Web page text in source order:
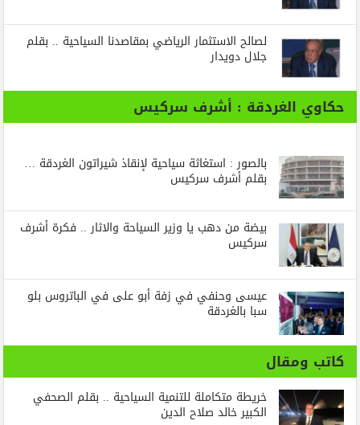
لصالح الاستثمار الرياضي بمقاصدنا السياحية .. بقلم
جلال دويدار
حكاوي الغردقة : أشرف سركيس
بالصور : استغاثة سياحية لإنقاذ شيراتون الغردقة …
بقلم أشرف سركيس
بيضة من دهب يا وزير السياحة والاثار .. فكرة أشرف
سركيس
عيسى وحنفي في زفة أبو على في الباتروس بلو
سبا بالغردقة
كاتب ومقال
خريطة متكاملة للتنمية السياحية .. بقلم الصحفي
الكبير خالد صلاح الدين